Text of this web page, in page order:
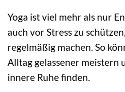
Yoga ist viel mehr als nur
auch vor Stress zu
regelmäßig machen. So
Alltag gelassener meistern
innere Ruhe finden.